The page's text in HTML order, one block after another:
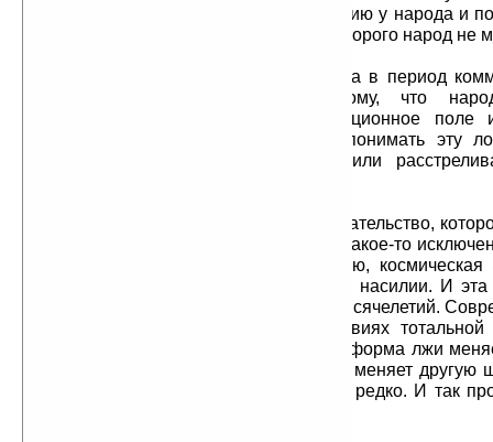
господства. Они обрезают информацию у народа и
лживое информационное поле, из которого народ не
Почему для советского человека в период
Сталин были богами? Да потому, что
соответствующее лживое информационное
оттуда. А у кого хватало разума понимать эту
кормили, того сажали в тюрьмы или
Но не надо думать, что то надувательство,
СССР в период коммунизма, — это какое-то
историческом процессе. К сожалению,
такая, основанная на лжи, обмане и насилии. И
последние 70 лет, а уже несколько тысячелетий.
уже более 2000 лет живёт в условиях тотальной
Меняются только формы лжи. Одна форма лжи
лжи. Одна шайка негодяев у власти меняет другую
власти. А общая ситуация меняется редко. И так